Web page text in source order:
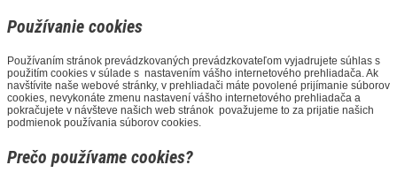
Používanie cookies
Používaním stránok prevádzkovaných prevádzkovateľom vyjadrujete súhlas s
použitím cookies v súlade s nastavením vášho internetového prehliadača. Ak
navštívite naše webové stránky, v prehliadači máte povolené prijímanie súborov
cookies, nevykonáte zmenu nastavení vášho internetového prehliadača a
pokračujete v návšteve našich web stránok považujeme to za prijatie našich
podmienok používania súborov cookies.
Prečo používame cookies?